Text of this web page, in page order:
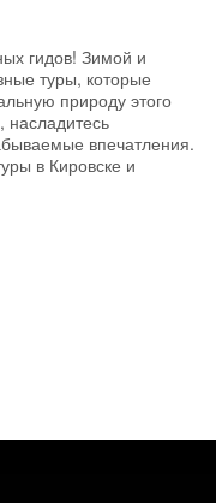
гидов! Зимой и
туры, которые
природу этого
насладитесь
впечатления.
в Кировске и